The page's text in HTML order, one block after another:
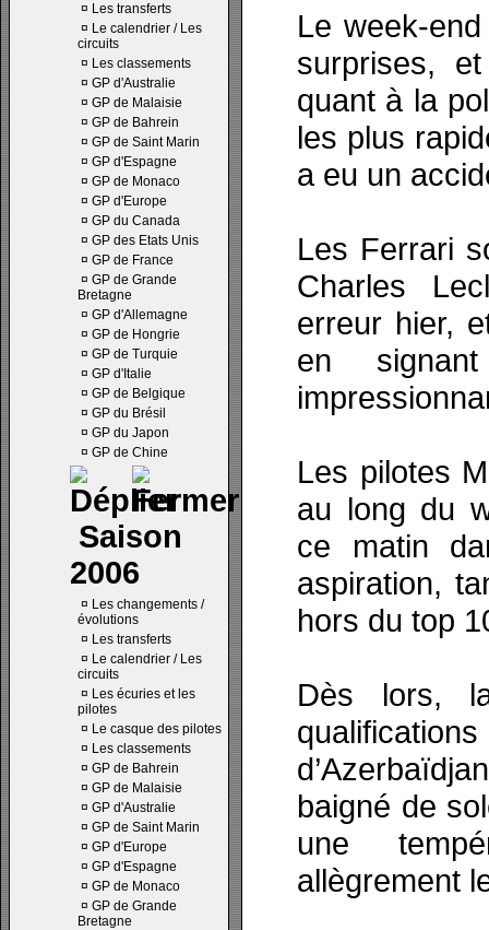
¤ Les transferts
¤ Le calendrier / Les
circuits
¤ Les classements
¤ GP d'Australie
¤ GP de Malaisie
¤ GP de Bahrein
¤ GP de Saint Marin
¤ GP d'Espagne
¤ GP de Monaco
¤ GP d'Europe
¤ GP du Canada
¤ GP des Etats Unis
¤ GP de France
¤ GP de Grande
Bretagne
¤ GP d'Allemagne
¤ GP de Hongrie
¤ GP de Turquie
¤ GP d'Italie
¤ GP de Belgique
¤ GP du Brésil
¤ GP du Japon
¤ GP de Chine
Saison
2006
¤ Les changements /
évolutions
¤ Les transferts
¤ Le calendrier / Les
circuits
¤ Les écuries et les
pilotes
¤ Le casque des pilotes
¤ Les classements
¤ GP de Bahrein
¤ GP de Malaisie
¤ GP d'Australie
¤ GP de Saint Marin
¤ GP d'Europe
¤ GP d'Espagne
¤ GP de Monaco
¤ GP de Grande
Bretagne
Le week-
surprises,
quant à la
les plus
a eu un
Les Ferrari
Charles
erreur hier,
en
Les pilotes
au long du
ce matin
aspiration,
hors du top
Dès lors,
baigné de
une
allègrement